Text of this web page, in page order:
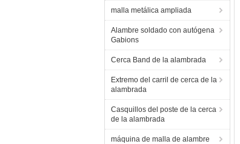
malla metálica ampliada
Alambre soldado con autógena
Gabions
Cerca Band de la alambrada
Extremo del carril de cerca de la
alambrada
Casquillos del poste de la cerca
de la alambrada
máquina de malla de alambre